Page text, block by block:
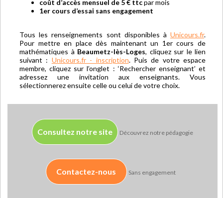
coût d’accès mensuel de 5 € ttcpar mois
1er cours d’essai sans engagement
Tous les renseignements sont disponibles à Unicours.fr.
Pour mettre en place dès maintenant un 1er cours de
mathématiques à Beaumetz-lès-Loges, cliquez sur le lien
suivant : Unicours.fr - inscription. Puis de votre espace
membre, cliquez sur l’onglet : ‘Rechercher enseignant’ et
adressez une invitation aux enseignants. Vous
sélectionnerez ensuite celle ou celui de votre choix.
Consultez notre site Découvrez notre pédagogie
Contactez-nous Sans engagement